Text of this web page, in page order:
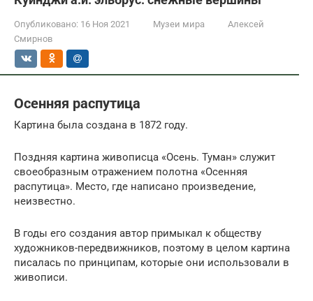
Опубликовано: 16 Ноя 2021 Музеи мира
Алексей
Смирнов
Осенняя распутица
Картина была создана в 1872 году.
Поздняя картина живописца «Осень. Туман» служит
своеобразным отражением полотна «Осенняя
распутица». Место, где написано произведение,
неизвестно.
В годы его создания автор примыкал к обществу
художников-передвижников, поэтому в целом картина
писалась по принципам, которые они использовали в
живописи.